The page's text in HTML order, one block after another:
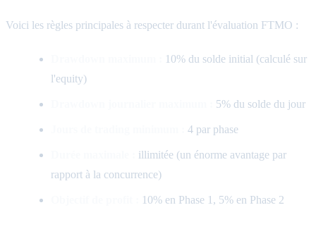
Voici les règles principales à respecter durant l'évaluation FTMO :
10% du solde initial (calculé sur
l'equity)
5% du solde du jour
4 par phase
illimitée (un énorme avantage par
rapport à la concurrence)
10% en Phase 1, 5% en Phase 2